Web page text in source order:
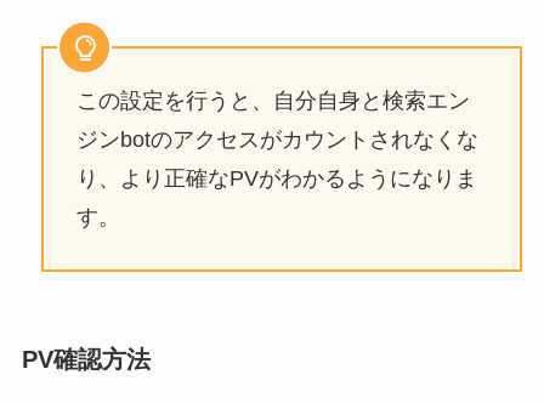
この設定を行うと、自分自身と検索エン
ジンbotのアクセスがカウントされなくな
り、より正確なPVがわかるようになりま
す。
PV確認方法